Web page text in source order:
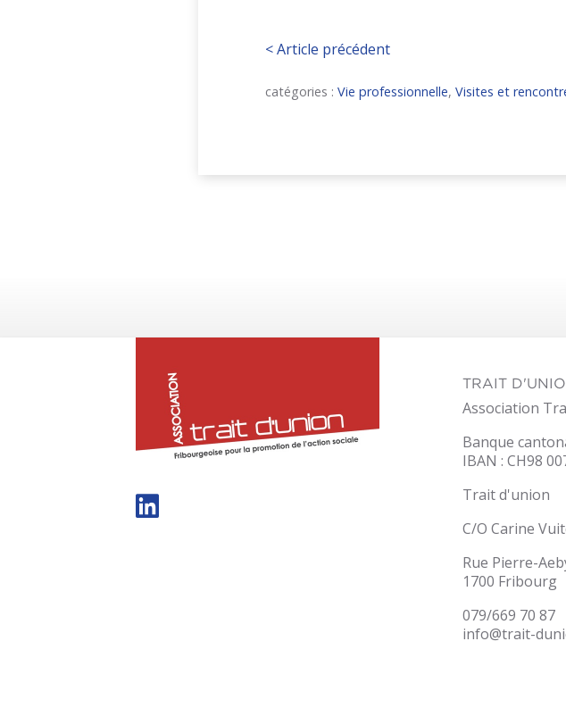
<Article précédent
catégories : Vie professionnelle, Visites et
TRAIT
Association
Banque
IBAN : CH98
Trait d'union
C/O Carine
Rue Pierre-
1700 Fribourg
079/669 70 87
info@trait-